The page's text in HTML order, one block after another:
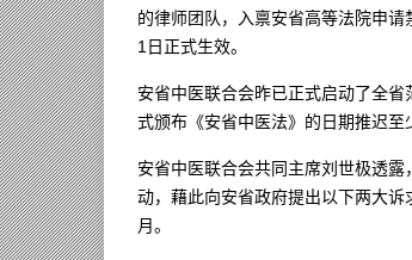
的律师团队，入禀安省高等法院申
1日正式生效。
安省中医联合会昨已正式启动了全
式颁布《安省中医法》的日期推迟至
安省中医联合会共同主席刘世极透
动，藉此向安省政府提出以下两大
月。